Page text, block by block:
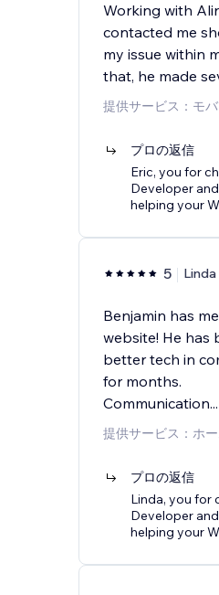
Working with
contacted me
my issue within
that, he made
提供サービス：モ
プロの返信
Eric, you for
Developer
helping your
5 Linda
Benjamin has
website! He has
better tech in
for months.
Communication...
提供サービス：ホ
プロの返信
Linda, you for
Developer
helping your